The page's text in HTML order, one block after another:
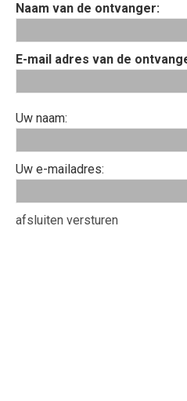
Naam van de ontvanger:
E-mail adres van de
Uw naam:
Uw e-mailadres:
afsluiten versturen